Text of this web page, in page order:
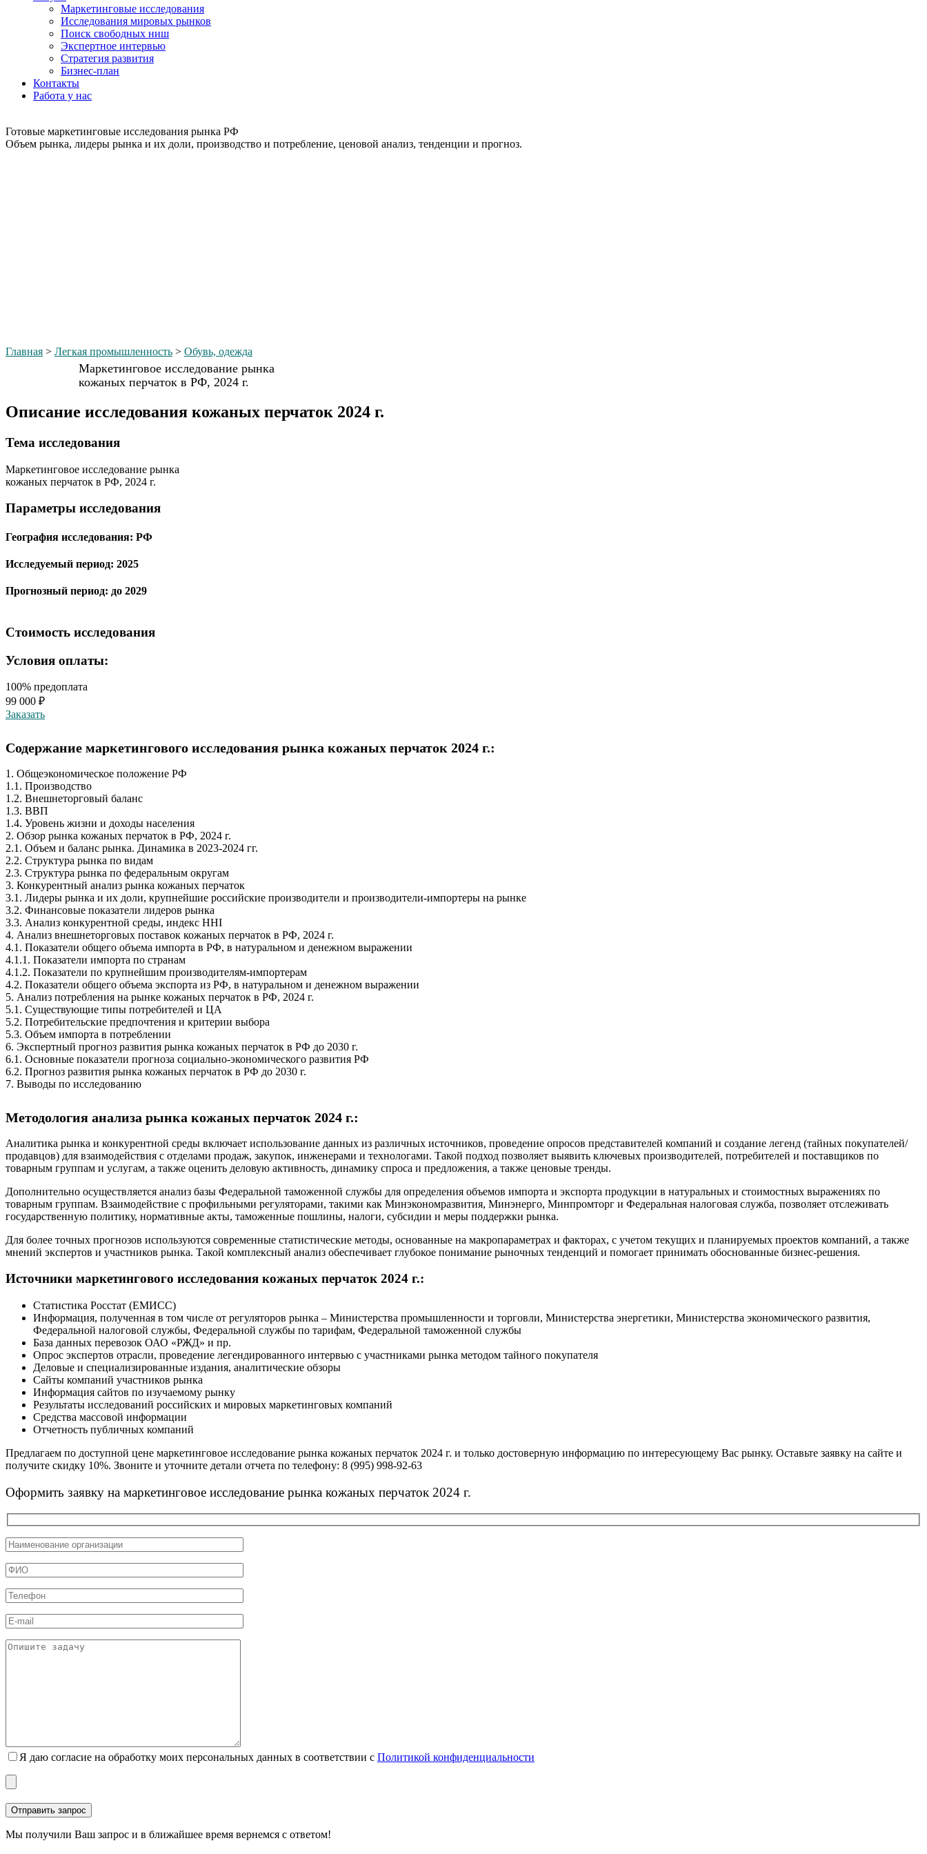
Маркетинговые исследования
Исследования мировых рынков
Поиск свободных ниш
Экспертное интервью
Стратегия развития
Бизнес-план
Контакты
Работа у нас
Готовые маркетинговые исследования рынка РФ
Объем рынка, лидеры рынка и их доли, производство и потребление, ценовой анализ, тенденции и прогноз.
Главная > Легкая промышленность > Обувь, одежда
Маркетинговое исследование рынка
кожаных перчаток в РФ, 2024 г.
Описание исследования кожаных перчаток 2024 г.
Тема иcследования
Маркетинговое исследование рынка
кожаных перчаток в РФ, 2024 г.
Параметры исследования
География исследования: РФ
Исследуемый период: 2025
Прогнозный период: до 2029
Стоимость исследования
Условия оплаты:
100% предоплата
99 000 ₽
Заказать
Содержание маркетингового исследования рынка кожаных перчаток 2024 г.:
1. Общеэкономическое положение РФ
1.1. Производство
1.2. Внешнеторговый баланс
1.3. ВВП
1.4. Уровень жизни и доходы населения
2. Обзор рынка кожаных перчаток в РФ, 2024 г.
2.1. Объем и баланс рынка. Динамика в 2023-2024 гг.
2.2. Структура рынка по видам
2.3. Структура рынка по федеральным округам
3. Конкурентный анализ рынка кожаных перчаток
3.1. Лидеры рынка и их доли, крупнейшие российские производители и производители-импортеры на рынке
3.2. Финансовые показатели лидеров рынка
3.3. Анализ конкурентной среды, индекс HHI
4. Анализ внешнеторговых поставок кожаных перчаток в РФ, 2024 г.
4.1. Показатели общего объема импорта в РФ, в натуральном и денежном выражении
4.1.1. Показатели импорта по странам
4.1.2. Показатели по крупнейшим производителям-импортерам
4.2. Показатели общего объема экспорта из РФ, в натуральном и денежном выражении
5. Анализ потребления на рынке кожаных перчаток в РФ, 2024 г.
5.1. Существующие типы потребителей и ЦА
5.2. Потребительские предпочтения и критерии выбора
5.3. Объем импорта в потреблении
6. Экспертный прогноз развития рынка кожаных перчаток в РФ до 2030 г.
6.1. Основные показатели прогноза социально-экономического развития РФ
6.2. Прогноз развития рынка кожаных перчаток в РФ до 2030 г.
7. Выводы по исследованию
Методология анализа рынка кожаных перчаток 2024 г.:
Аналитика рынка и конкурентной среды включает использование данных из различных источников, проведение опросов представителей компаний и создание легенд (тайных покупателей/
продавцов) для взаимодействия с отделами продаж, закупок, инженерами и технологами. Такой подход позволяет выявить ключевых производителей, потребителей и поставщиков по
товарным группам и услугам, а также оценить деловую активность, динамику спроса и предложения, а также ценовые тренды.
Дополнительно осуществляется анализ базы Федеральной таможенной службы для определения объемов импорта и экспорта продукции в натуральных и стоимостных выражениях по
товарным группам. Взаимодействие с профильными регуляторами, такими как Минэкономразвития, Минэнерго, Минпромторг и Федеральная налоговая служба, позволяет отслеживать
государственную политику, нормативные акты, таможенные пошлины, налоги, субсидии и меры поддержки рынка.
Для более точных прогнозов используются современные статистические методы, основанные на макропараметрах и факторах, с учетом текущих и планируемых проектов компаний, а также
мнений экспертов и участников рынка. Такой комплексный анализ обеспечивает глубокое понимание рыночных тенденций и помогает принимать обоснованные бизнес-решения.
Источники маркетингового исследования кожаных перчаток 2024 г.:
Статистика Росстат (ЕМИСС)
Информация, полученная в том числе от регуляторов рынка – Министерства промышленности и торговли, Министерства энергетики, Министерства экономического развития,
Федеральной налоговой службы, Федеральной службы по тарифам, Федеральной таможенной службы
База данных перевозок ОАО «РЖД» и пр.
Опрос экспертов отрасли, проведение легендированного интервью с участниками рынка методом тайного покупателя
Деловые и специализированные издания, аналитические обзоры
Сайты компаний участников рынка
Информация сайтов по изучаемому рынку
Результаты исследований российских и мировых маркетинговых компаний
Средства массовой информации
Отчетность публичных компаний
Предлагаем по доступной цене маркетинговое исследование рынка кожаных перчаток 2024 г. и только достоверную информацию по интересующему Вас рынку. Оставьте заявку на сайте и
получите скидку 10%. Звоните и уточните детали отчета по телефону: 8 (995) 998-92-63
Оформить заявку на маркетинговое исследование рынка кожаных перчаток 2024 г.
Я даю согласие на обработку моих персональных данных в соответствии с Политикой конфиденциальности
Мы получили Ваш запрос и в ближайшее время вернемся с ответом!